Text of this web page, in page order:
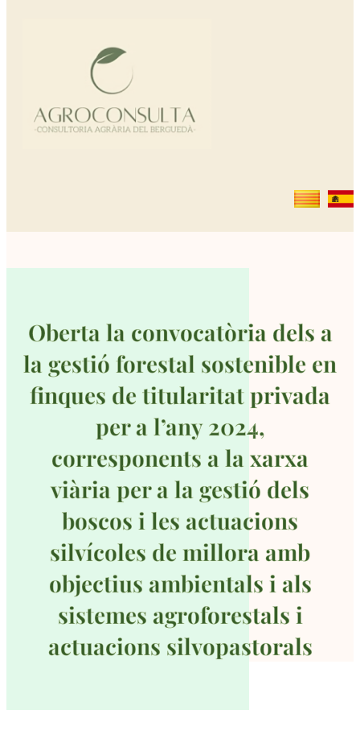
Oberta la convocatòria dels a
la gestió forestal sostenible en
finques de titularitat privada
per a l’any 2024,
corresponents a la xarxa
viària per a la gestió dels
boscos i les actuacions
silvícoles de millora amb
objectius ambientals i als
sistemes agroforestals i
actuacions silvopastorals